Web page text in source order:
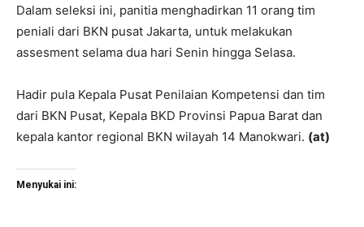
Dalam seleksi ini, panitia menghadirkan 11 orang tim
peniali dari BKN pusat Jakarta, untuk melakukan
assesment selama dua hari Senin hingga Selasa.
Hadir pula Kepala Pusat Penilaian Kompetensi dan tim
dari BKN Pusat, Kepala BKD Provinsi Papua Barat dan
kepala kantor regional BKN wilayah 14 Manokwari. (at)
Menyukai ini: